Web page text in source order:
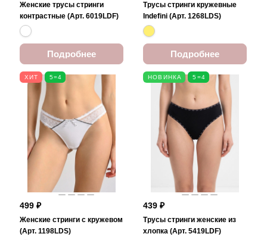
Женские трусы стринги
контрастные (Арт. 6019LDF)
Подробнее
Трусы стринги кружевные
Indefini (Арт. 1268LDS)
Подробнее
ХИТ 5=4
499 ₽
Женские стринги с кружевом
(Арт. 1198LDS)
НОВИНКА 5=4
439 ₽
Трусы стринги женские из
хлопка (Арт. 5419LDF)